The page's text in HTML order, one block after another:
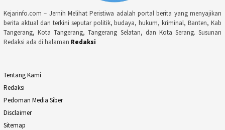
Kejarinfo.com – Jernih Melihat Peristiwa adalah portal berita yang menyajikan
berita aktual dan terkini seputar politik, budaya, hukum, kriminal, Banten, Kab
Tangerang, Kota Tangerang, Tangerang Selatan, dan Kota Serang. Susunan
Redaksi ada di halaman Redaksi
Tentang Kami
Redaksi
Pedoman Media Siber
Disclaimer
Sitemap